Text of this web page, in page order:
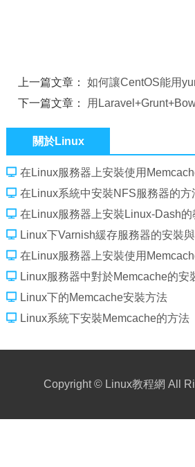
上一篇文章：如何讓CentOS能用
下一篇文章：
用
關於Linux
在Linux服務器上安裝使用
在Linux系統中安裝NFS服務器的方
在Linux服務器上安裝Linux-Dash的
Linux下Varnish緩存服務器的安裝
在Linux服務器上安裝使用
Linux服務器中對於Memcache的安
Linux下的Memcache安裝方法
Linux系統下安裝Memcache的方法
Copyright © Linux教程網 All